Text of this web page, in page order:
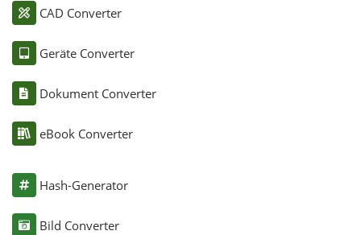
CAD Converter
Geräte Converter
Dokument Converter
eBook Converter
Hash-Generator
Bild Converter